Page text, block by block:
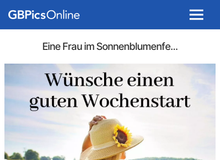
Menu
Eine Frau im Sonnenblumenfe...